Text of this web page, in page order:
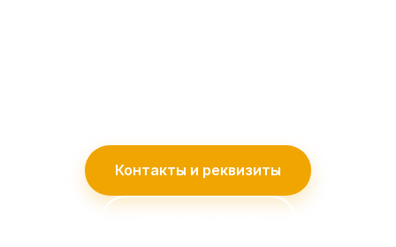
Контакты и реквизиты